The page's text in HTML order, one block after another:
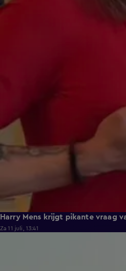
Harry Mens krijgt pikante vraag
Za 11 juli, 13:41